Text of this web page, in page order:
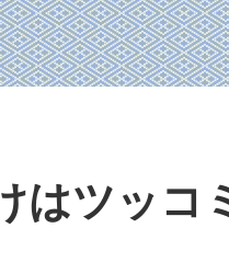
はツッコ